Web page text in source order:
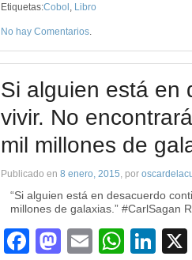
Etiquetas:Cobol , Libro
No hay Comentarios.
Si alguien está en
vivir. No
mil millones de
Publicado en 8 enero, 2015, por
“Si alguien está en desacuerdo
millones de galaxias.” #CarlSagan
Facebook
Mastodon
Email